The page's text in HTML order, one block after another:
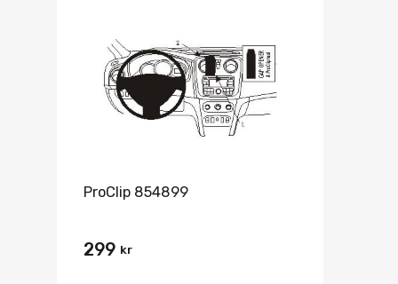
ProClip 854899
299 kr